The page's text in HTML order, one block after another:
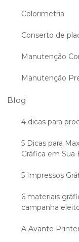
Colorimetria
Conserto de
Manutenção
Manutenção
Blog
4 dicas para
5 Dicas para
Gráfica em Sua
5 Impressos
6 materiais
campanha
A Avante